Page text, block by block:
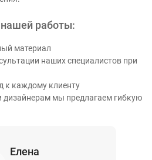
работы:
материал
наших специалистов при
к каждому клиенту
мы предлагаем гибкую
Елена